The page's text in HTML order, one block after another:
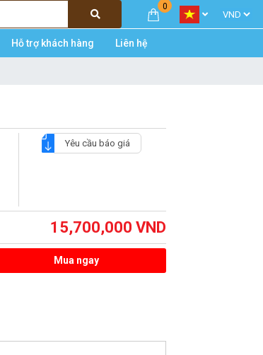
0
Hỗ trợ khách hàng Liên hệ
Yêu cầu báo giá
15,700,000 VND
Mua ngay